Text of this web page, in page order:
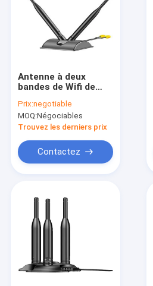
Antenne à deux
bandes de Wifi de
portatif pour le
système de Digital
TV
Prix:negotiable
MOQ:Négociables
Trouvez les derniers prix
Contactez